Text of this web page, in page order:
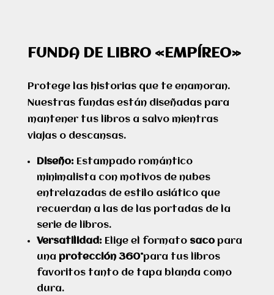
FUNDA DE LIBRO «EMPÍREO»
Protege las historias que te enamoran.
Nuestras fundas están diseñadas para
mantener tus libros a salvo mientras
viajas o descansas.
Diseño: Estampado romántico
minimalista con motivos de nubes
entrelazadas de estilo asiático que
recuerdan a las de las portadas de la
serie de libros.
Versatilidad: Elige el formato sacopara
una protección 360°para tus libros
favoritos tanto de tapa blanda como
dura.